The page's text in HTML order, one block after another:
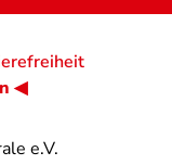
e.V.
◀